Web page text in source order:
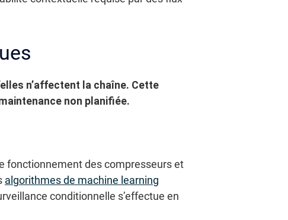
n’affectent la chaîne. Cette
non planifiée.
fonctionnement des compresseurs et
algorithmes de machine learning
conditionnelle s’effectue en